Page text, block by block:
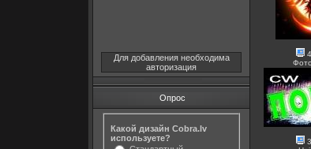
Для добавления необходима
авторизация
Опрос
Какой дизайн Cobra.lv
используете?